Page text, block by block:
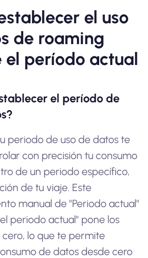
el uso
de roaming
el período actual
el período de
periodo de uso de datos te
con precisión tu consumo
de un periodo específico,
de tu viaje. Este
manual de "Periodo actual"
periodo actual" pone los
lo que te permite
de datos desde cero